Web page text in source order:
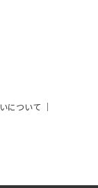
について